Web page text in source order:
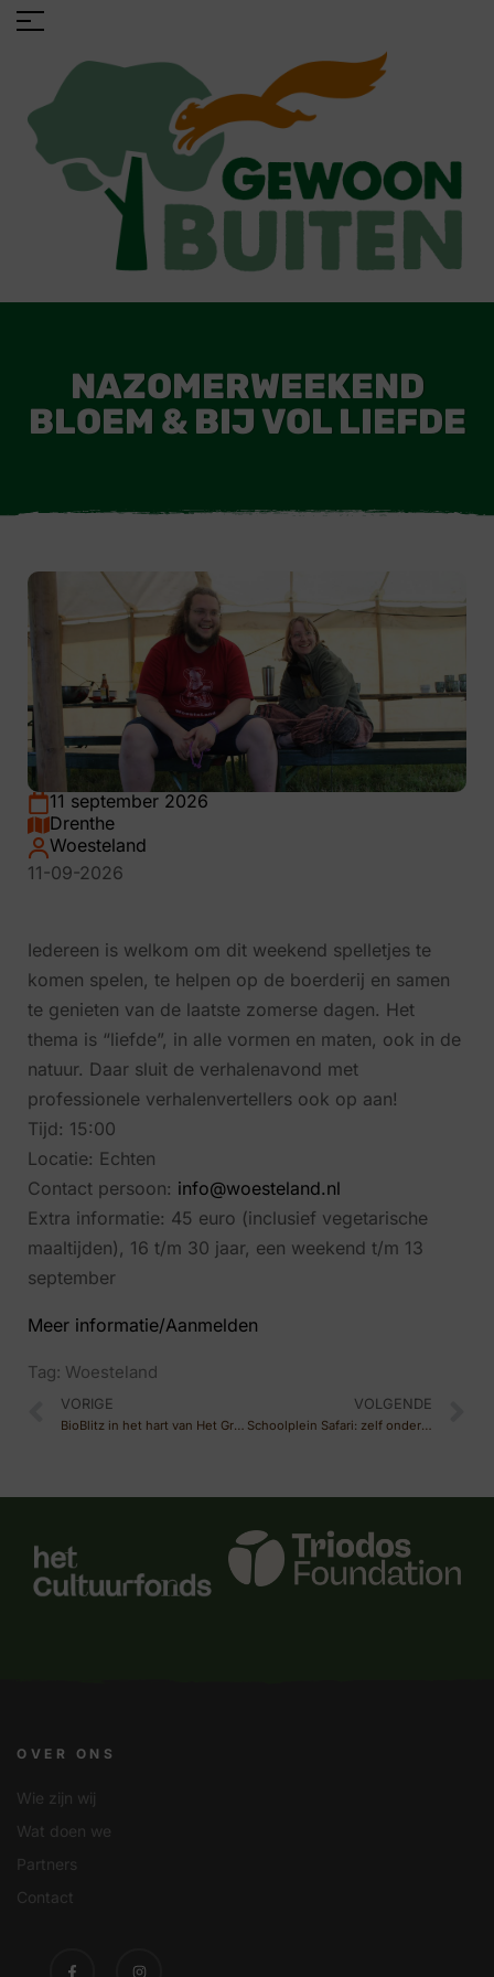
NAZOMERWEEKEND
BLOEM & BIJ VOL LIEFDE
11 september 2026
Drenthe
Woesteland
11-09-2026
Iedereen is welkom om dit weekend spelletjes te
komen spelen, te helpen op de boerderij en samen
te genieten van de laatste zomerse dagen. Het
thema is “liefde”, in alle vormen en maten, ook in de
natuur. Daar sluit de verhalenavond met
professionele verhalenvertellers ook op aan!
Tijd: 15:00
Locatie: Echten
Contact persoon: info@woesteland.nl
Extra informatie: 45 euro (inclusief vegetarische
maaltijden), 16 t/m 30 jaar, een weekend t/m 13
september
Meer informatie/Aanmelden
Tag: Woesteland
VORIGE VOLGENDE
Schoolplein Safari: zelf onderzoek doen op je eigen schoolplein
OVER ONS
Wie zijn wij
Wat doen we
Partners
Contact